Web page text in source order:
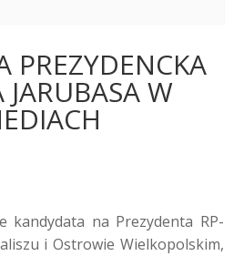
PREZYDENCKA
W
kandydata na Prezydenta RP-
i Ostrowie Wielkopolskim,